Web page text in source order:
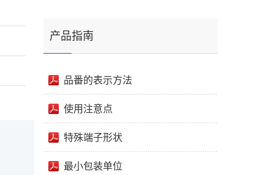
产品指南
品番的表示方法
使用注意点
特殊端子形状
最小包装单位